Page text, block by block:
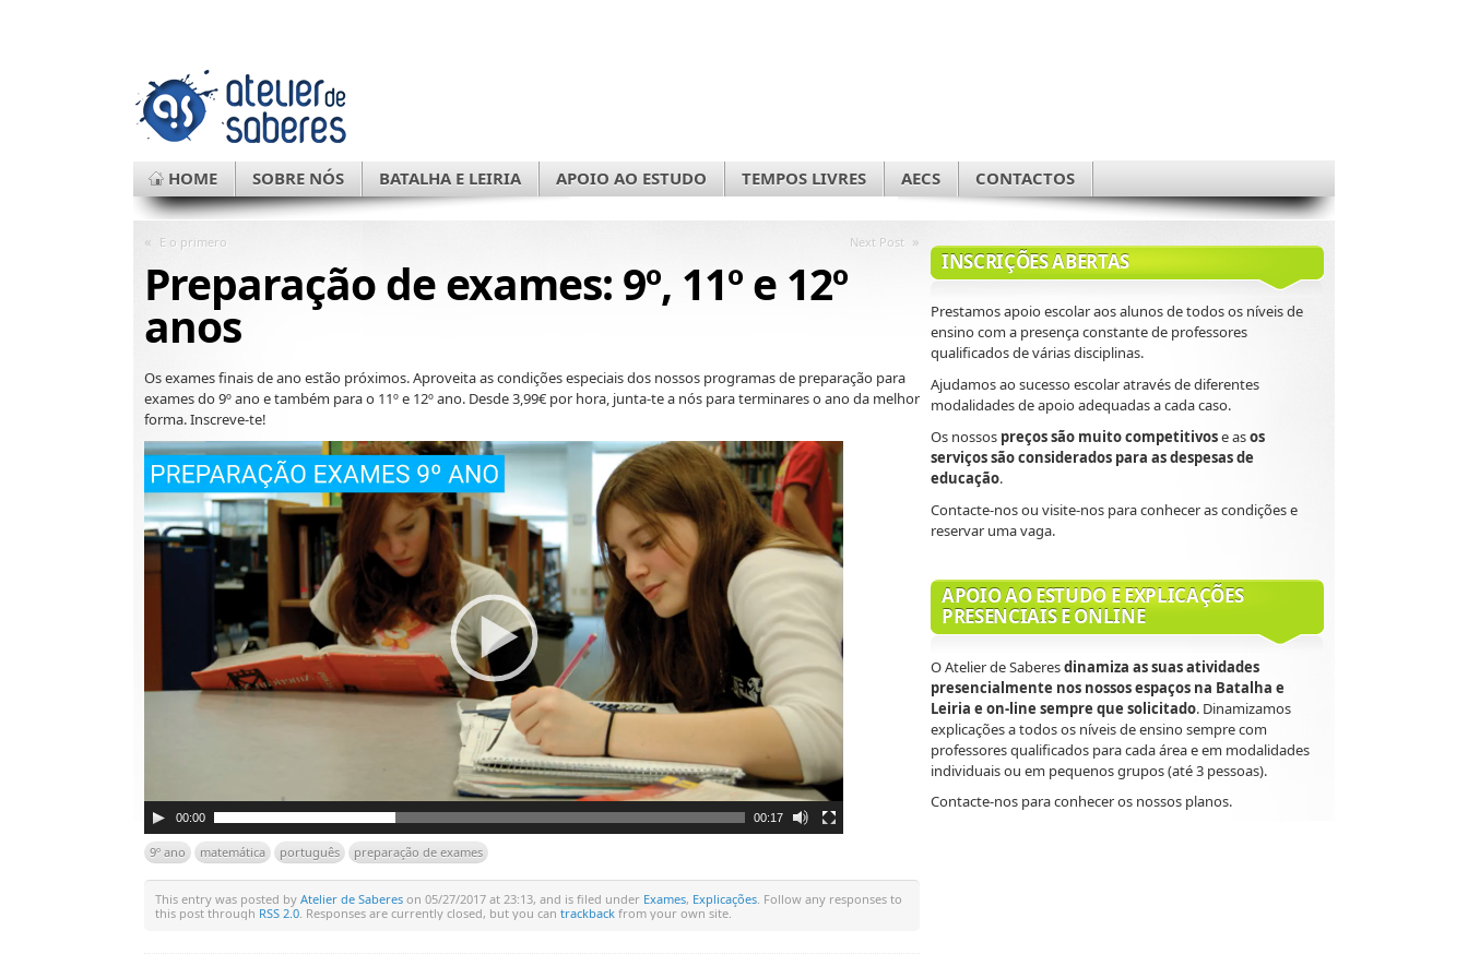
HOME SOBRE NÓS BATALHA E LEIRIA APOIO AO ESTUDO TEMPOS LIVRES AECS CONTACTOS
« E o primero Next Post »
Preparação de exames: 9º, 11º e 12º
anos
Os exames finais de ano estão próximos. Aproveita as condições especiais dos nossos programas de preparação para
exames do 9º ano e também para o 11º e 12º ano. Desde 3,99€ por hora, junta-te a nós para terminares o ano da melhor
forma. Inscreve-te!
Video
Player
00:00 00:17
9º ano matemática português preparação de exames
This entry was posted by Atelier de Saberes on 05/27/2017 at 23:13, and is filed under Exames, Explicações. Follow any responses to
this post through RSS 2.0. Responses are currently closed, but you can trackback from your own site.
INSCRIÇÕES ABERTAS
Prestamos apoio escolar aos alunos de todos os níveis de
ensino com a presença constante de professores
qualificados de várias disciplinas.
Ajudamos ao sucesso escolar através de diferentes
modalidades de apoio adequadas a cada caso.
Os nossos preços são muito competitivose asos
serviços são considerados para as despesas de
educação.
Contacte-nos ou visite-nos para conhecer as condições e
reservar uma vaga.
APOIO AO ESTUDO E EXPLICAÇÕES
PRESENCIAIS E ONLINE
O Atelier de Saberesdinamiza as suas atividades
presencialmente nos nossos espaços na Batalha e
Leiria e on-line sempre que solicitado. Dinamizamos
explicações a todos os níveis de ensino sempre com
professores qualificados para cada área e em modalidades
individuais ou em pequenos grupos (até 3 pessoas).
Contacte-nos para conhecer os nossos planos.